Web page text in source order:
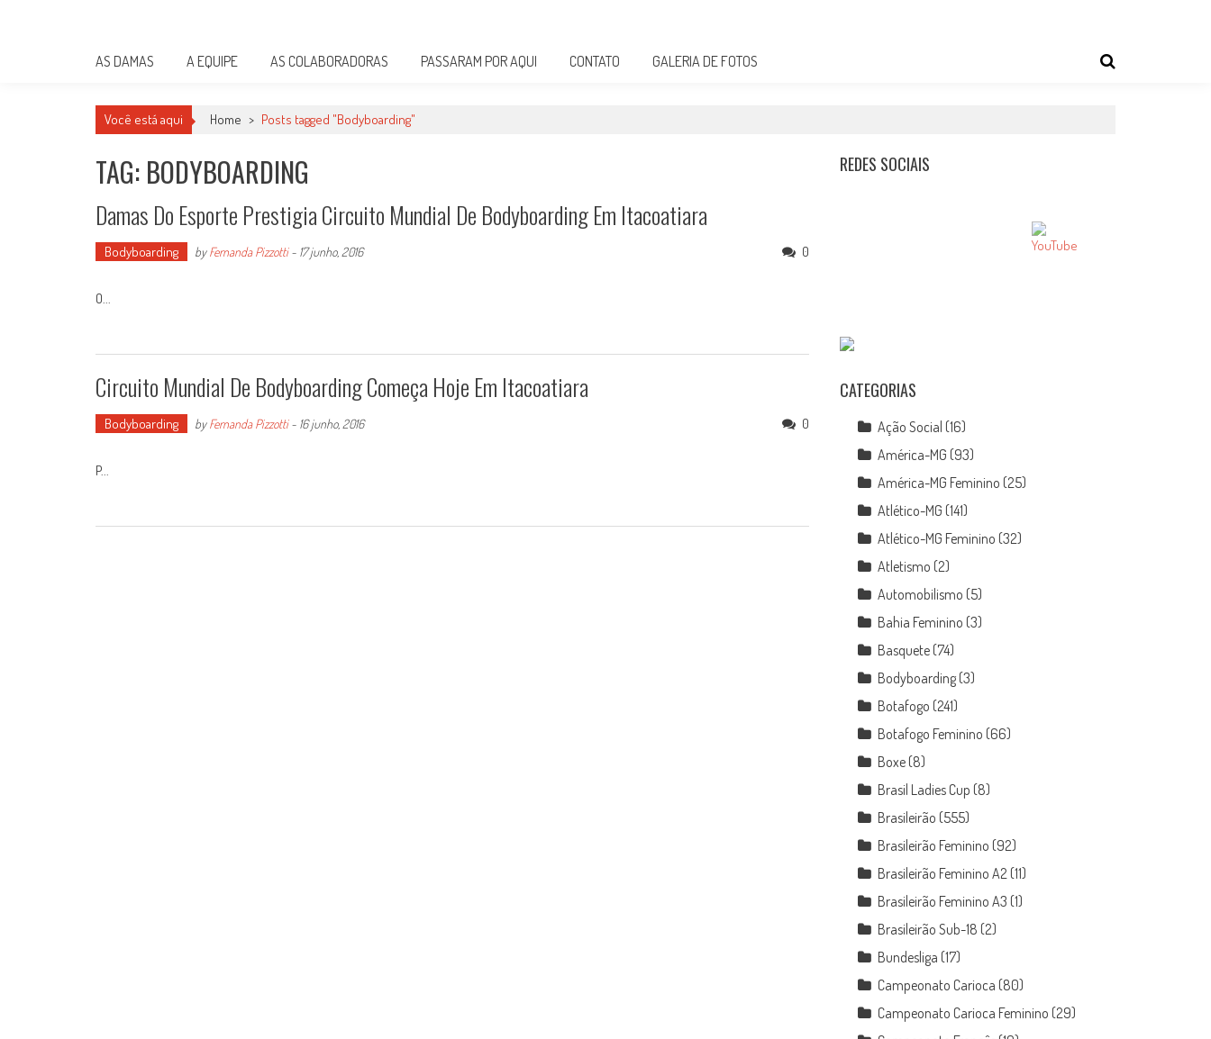
AS DAMAS A EQUIPE AS COLABORADORAS PASSARAM POR AQUI CONTATO GALERIA DE FOTOS
Você está aqui Home > Posts tagged "Bodyboarding"
TAG: BODYBOARDING
Damas Do Esporte Prestigia Circuito Mundial De Bodyboarding Em Itacoatiara
Bodyboarding byFernanda Pizzotti- 17 junho, 2016 0
O...
Circuito Mundial De Bodyboarding Começa Hoje Em Itacoatiara
Bodyboarding byFernanda Pizzotti- 16 junho, 2016 0
P...
REDES SOCIAIS
CATEGORIAS
Ação Social (16)
América-MG (93)
América-MG Feminino (25)
Atlético-MG (141)
Atlético-MG Feminino (32)
Atletismo (2)
Automobilismo (5)
Bahia Feminino (3)
Basquete (74)
Bodyboarding (3)
Botafogo (241)
Botafogo Feminino (66)
Boxe (8)
Brasil Ladies Cup (8)
Brasileirão (555)
Brasileirão Feminino (92)
Brasileirão Feminino A2 (11)
Brasileirão Feminino A3 (1)
Brasileirão Sub-18 (2)
Bundesliga (17)
Campeonato Carioca (80)
Campeonato Carioca Feminino (29)